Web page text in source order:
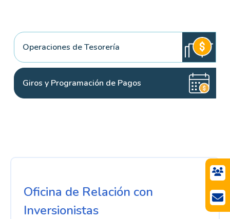
Operaciones de Tesorería
Giros y Programación de Pagos
Oficina de Relación con
Inversionistas